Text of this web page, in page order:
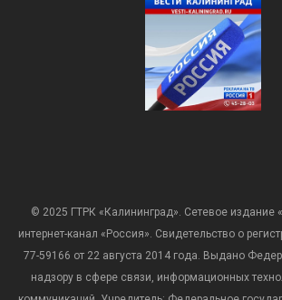
© 2025 ГТРК «Калининград». Сетевое издание
интернет-канал «Россия». Свидетельство о
77-59166 от 22 августа 2014 года. Выдано
надзору в сфере связи, информационных